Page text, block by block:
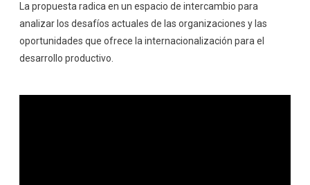
La propuesta radica en un espacio de intercambio para
analizar los desafíos actuales de las organizaciones y las
oportunidades que ofrece la internacionalización para el
desarrollo productivo.